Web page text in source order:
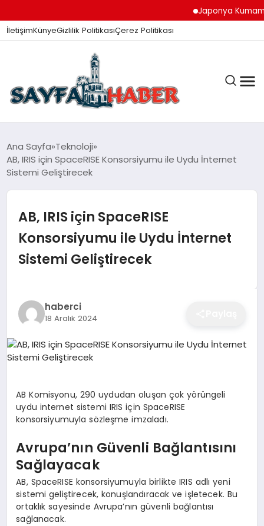
Japonya
İletişimKünyeGizlilik PolitikasıÇerez Politikası
ANA SAYFA
GÜNDEM
İZMIR HABERLERI
EKONOMI
SAĞLIK
SPOR
YAŞAM
DIĞER
Ana Sayfa Teknoloji
AB, IRIS için SpaceRISE Konsorsiyumu ile Uydu İnternet
Sistemi Geliştirecek
AB, IRIS için SpaceRISE
Konsorsiyumu ile Uydu İnternet
Sistemi Geliştirecek
haberci
18 Aralık 2024
AB Komisyonu, 290 uydudan oluşan çok yörüngeli
uydu internet sistemi IRIS için SpaceRISE
konsorsiyumuyla sözleşme imzaladı.
Avrupa’nın Güvenli Bağlantısını
Sağlayacak
AB, SpaceRISE konsorsiyumuyla birlikte IRIS adlı yeni
sistemi geliştirecek, konuşlandıracak ve işletecek. Bu
ortaklık sayesinde Avrupa’nın güvenli bağlantısı
sağlanacak.